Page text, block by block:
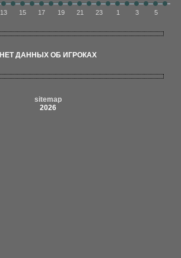
13 15 17 19 21 23 1 3 5
НЕТ ДАННЫХ ОБ ИГРОКАХ
sitemap
2026